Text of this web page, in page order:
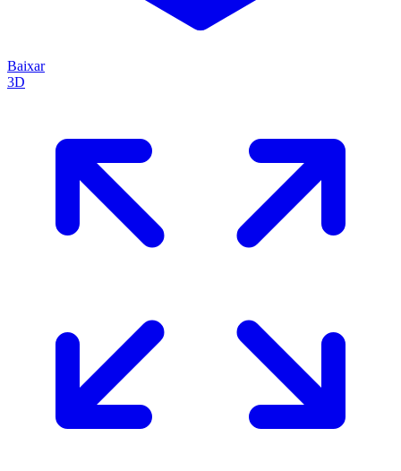
Baixar
3D